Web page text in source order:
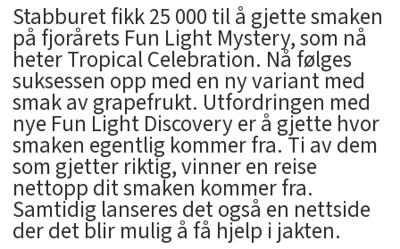
Stabburet fikk 25 000 til å gjette smaken
på fjorårets Fun Light Mystery, som nå
heter Tropical Celebration. Nå følges
suksessen opp med en ny variant med
smak av grapefrukt. Utfordringen med
nye Fun Light Discovery er å gjette hvor
smaken egentlig kommer fra. Ti av dem
som gjetter riktig, vinner en reise
nettopp dit smaken kommer fra.
Samtidig lanseres det også en nettside
der det blir mulig å få hjelp i jakten.